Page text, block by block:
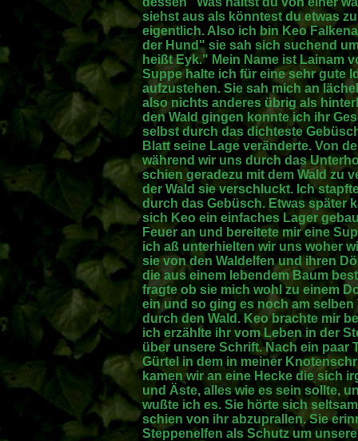
siehst aus als könntest du etwas
eigentlich. Also ich bin Keo
der Hund" sie sah sich suchend
heißt Eyk." Mein Name ist Lainam
Suppe halte ich für eine sehr gute
aufzustehen. Sie sah mich an
also nichts anderes übrig als
den Wald gingen konnte ich ihr
selbst durch das dichteste
Blatt seine Lage veränderte. Von
während wir uns durch das
schien geradezu mit dem Wald zu
der Wald sie verschluckt. Ich
durch das Gebüsch. Etwas später
sich Keo ein einfaches Lager
Feuer an und bereitete mir eine
ich aß unterhielten wir uns woher
sie von den Waldelfen und ihren
die aus einem lebendem Baum
fragte ob sie mich wohl zu einem
ein und so ging es noch am
durch den Wald. Keo brachte mir
ich erzählte ihr vom Leben in der
über unsere Schrift. Nach ein paar
Gürtel in dem in meiner
kamen wir an eine Hecke die sich
und Äste, alles wie es sein sollte,
wußte ich es. Sie hörte sich
schien von ihr abzuprallen. Sie
Steppenelfen als Schutz um